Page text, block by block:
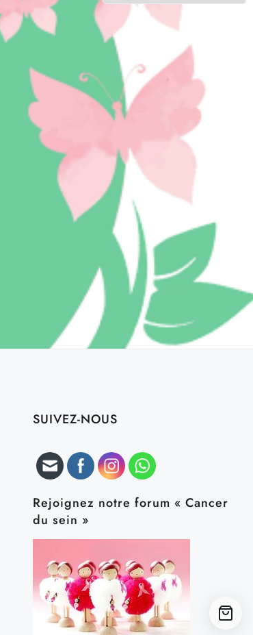
SUIVEZ-NOUS
Rejoignez notre forum « Cancer
du sein »